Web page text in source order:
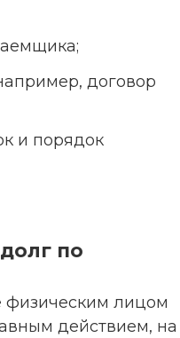
договор
и порядок
по
физическим лицом
действием, на